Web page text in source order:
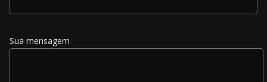
Sua mensagem